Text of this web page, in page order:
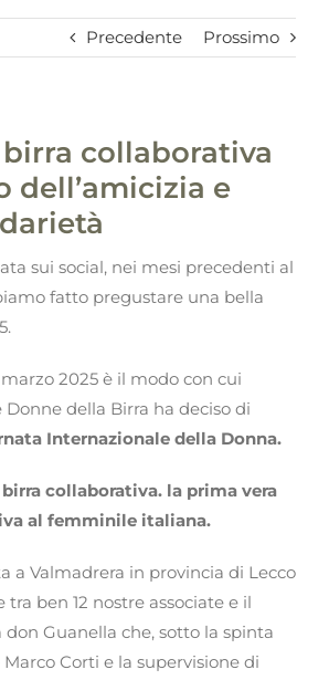
Precedente Prossimo
collaborativa
dell’amicizia e
sui social, nei mesi precedenti al
fatto pregustare una bella
marzo 2025 è il modo con cui
Donne della Birra ha deciso di
Internazionale della Donna.
birra collaborativa. la prima vera
al femminile italiana.
a Valmadrera in provincia di Lecco
tra ben 12 nostre associate e il
don Guanella che, sotto la spinta
Corti e la supervisione di